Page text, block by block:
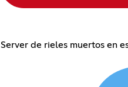
Server de rieles muertos en